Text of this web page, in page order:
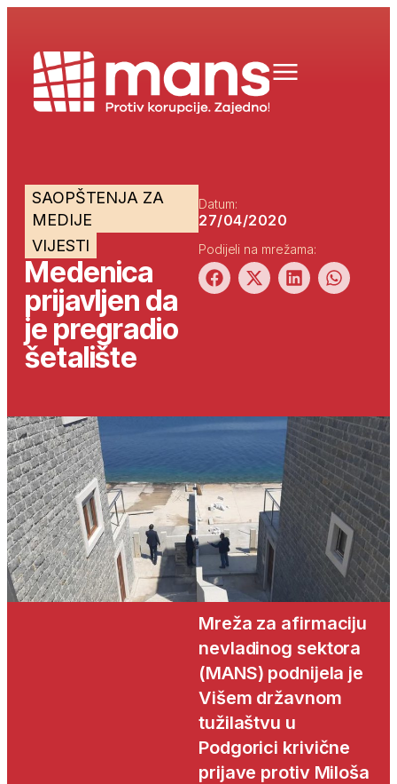
SAOPŠTENJA ZA
MEDIJE
VIJESTI
Medenica
prijavljen da
je pregradio
šetalište
Datum:
27/04/2020
Podijeli na mrežama:
Mreža za afirmaciju
nevladinog sektora
(MANS) podnijela je
Višem državnom
tužilaštvu u
Podgorici krivične
prijave protiv Miloša